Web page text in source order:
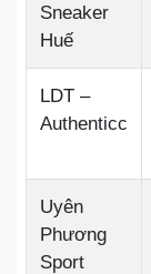
Sneaker
Huế
LDT –
Authenticc
Uyên
Phương
Sport